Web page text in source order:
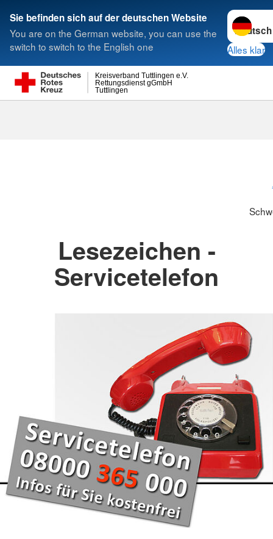
Sie befinden sich auf der deutschen Website
You are on the German website, you can use the
switch to switch to the English one
Sprache
Alles klar
Tuttlingen
Rettungsdienst gGmbH
Kreisverband Tuttlingen e.V.
Suche
Lesezeichen -
Servicetelefon